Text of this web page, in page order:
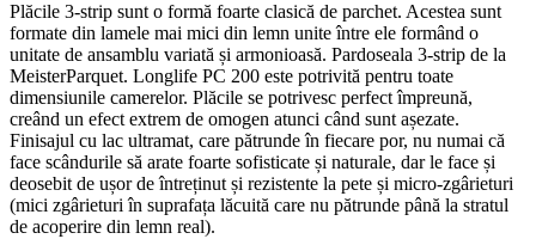
Plăcile 3-strip sunt o formă foarte clasică de parchet. Acestea sunt
formate din lamele mai mici din lemn unite între ele formând o
unitate de ansamblu variată și armonioasă. Pardoseala 3-strip de la
MeisterParquet. Longlife PC 200 este potrivită pentru toate
dimensiunile camerelor. Plăcile se potrivesc perfect împreună,
creând un efect extrem de omogen atunci când sunt așezate.
Finisajul cu lac ultramat, care pătrunde în fiecare por, nu numai că
face scândurile să arate foarte sofisticate și naturale, dar le face și
deosebit de ușor de întreținut și rezistente la pete și micro-zgârieturi
(mici zgârieturi în suprafața lăcuită care nu pătrunde până la stratul
de acoperire din lemn real).